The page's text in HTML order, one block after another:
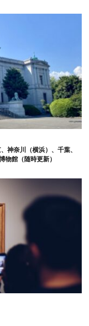
奈川（横浜）、千葉、
物館（随時更新）